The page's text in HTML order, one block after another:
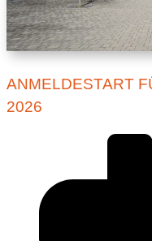
ANMELDESTART
2026